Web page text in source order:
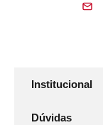
Institucional
Dúvidas